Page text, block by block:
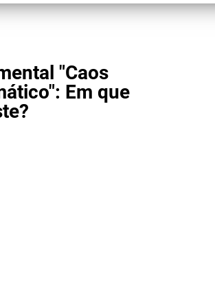
"Caos
Em que